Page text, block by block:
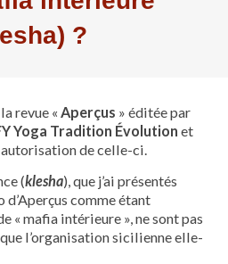
?
revue « Aperçus » éditée par
Yoga Tradition Évolution et
de celle-ci.
(klesha), que j’ai présentés
d’Aperçus comme étant
« mafia intérieure », ne sont pas
l’organisation sicilienne elle-